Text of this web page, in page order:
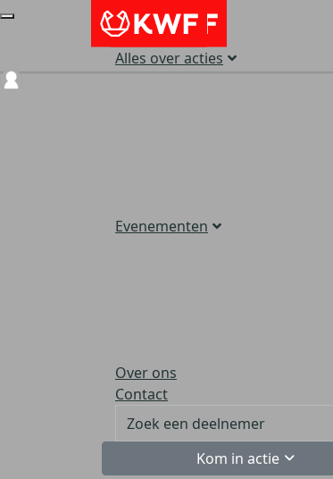
Alles over acties
Evenementen
Over ons
Contact
Kom in actie